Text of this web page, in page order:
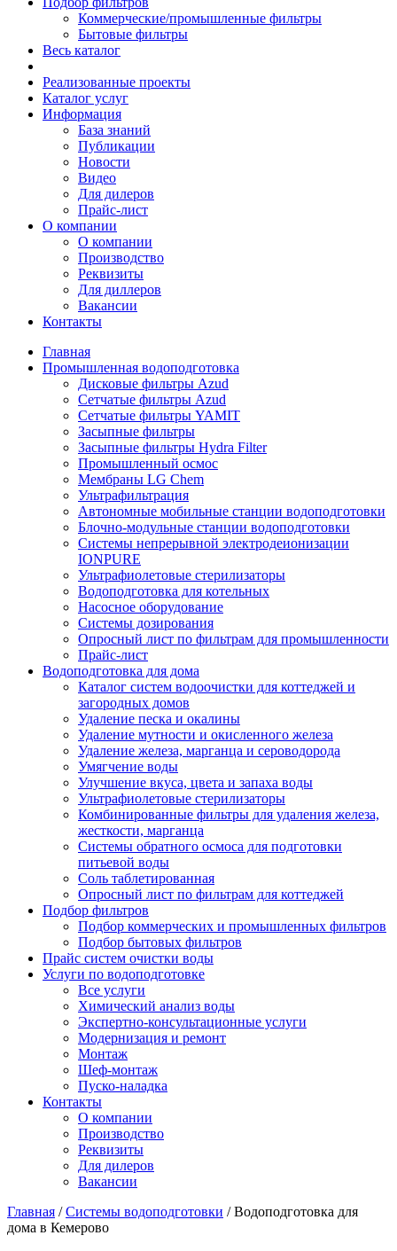
Коммерческие/промышленные фильтры
Бытовые фильтры
Весь каталог
Реализованные проекты
Каталог услуг
Информация
База знаний
Публикации
Новости
Видео
Для дилеров
Прайс-лист
О компании
О компании
Производство
Реквизиты
Для диллеров
Вакансии
Контакты
Главная
Промышленная водоподготовка
Дисковые фильтры Azud
Сетчатые фильтры Azud
Сетчатые фильтры YAMIT
Засыпные фильтры
Засыпные фильтры Hydra Filter
Промышленный осмос
Мембраны LG Chem
Ультрафильтрация
Автономные мобильные станции водоподготовки
Блочно-модульные станции водоподготовки
Системы непрерывной электродеионизации
IONPURE
Ультрафиолетовые стерилизаторы
Водоподготовка для котельных
Насосное оборудование
Системы дозирования
Опросный лист по фильтрам для промышленности
Прайс-лист
Водоподготовка для дома
Каталог систем водоочистки для коттеджей и
загородных домов
Удаление песка и окалины
Удаление мутности и окисленного железа
Удаление железа, марганца и сероводорода
Умягчение воды
Улучшение вкуса, цвета и запаха воды
Ультрафиолетовые стерилизаторы
Комбинированные фильтры для удаления железа,
жесткости, марганца
Системы обратного осмоса для подготовки
питьевой воды
Соль таблетированная
Опросный лист по фильтрам для коттеджей
Подбор фильтров
Подбор коммерческих и промышленных фильтров
Подбор бытовых фильтров
Прайс систем очистки воды
Услуги по водоподготовке
Все услуги
Химический анализ воды
Экспертно-консультационные услуги
Модернизация и ремонт
Монтаж
Шеф-монтаж
Пуско-наладка
Контакты
О компании
Производство
Реквизиты
Для дилеров
Вакансии
Главная /Системы водоподготовки /Водоподготовка для
дома в Кемерово